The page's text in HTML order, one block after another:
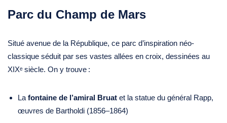
Parc du Champ de Mars
Situé avenue de la République, ce parc d’inspiration néo-
classique séduit par ses vastes allées en croix, dessinées au
XIXᵉ siècle. On y trouve :
La fontaine de l’amiral Bruat et la statue du général Rapp,
œuvres de Bartholdi (1856–1864)